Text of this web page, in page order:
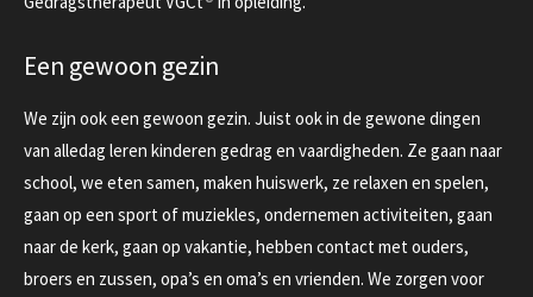
Een gewoon gezin
We zijn ook een gewoon gezin. Juist ook in de gewone dingen
van alledag leren kinderen gedrag en vaardigheden. Ze gaan naar
school, we eten samen, maken huiswerk, ze relaxen en spelen,
gaan op een sport of muziekles, ondernemen activiteiten, gaan
naar de kerk, gaan op vakantie, hebben contact met ouders,
broers en zussen, opa’s en oma’s en vrienden. We zorgen voor